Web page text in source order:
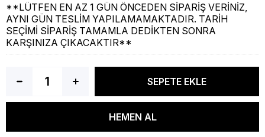
**LÜTFEN EN AZ 1 GÜN ÖNCEDEN SİPARİŞ VERİNİZ,
AYNI GÜN TESLİM YAPILAMAMAKTADIR. TARİH
SEÇİMİ SİPARİŞ TAMAMLA DEDİKTEN SONRA
KARŞINIZA ÇIKACAKTIR**